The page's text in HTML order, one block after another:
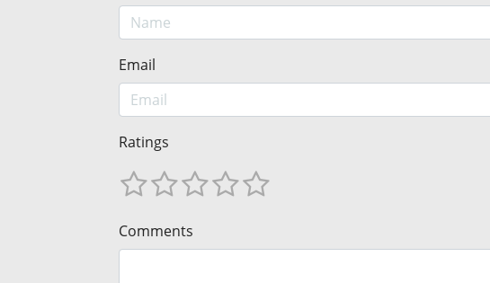
Email
Ratings
Comments